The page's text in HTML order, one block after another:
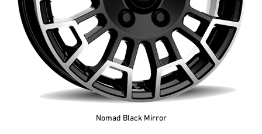
Nomad Black Mirror